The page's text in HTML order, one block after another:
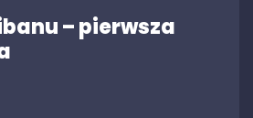
– pierwsza